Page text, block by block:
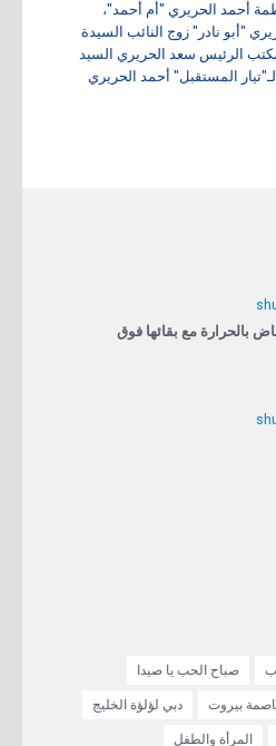
أحمد الحريري "أم أحمد"،
"أبو نادر" زوج النائب السيدة
الرئيس سعد الحريري السيد
لـ"تيار المستقبل" أحمد الحريري
بالحرارة مع بقائها فوق
صباح الحب يا صيدا
بيروت دبي لؤلؤة الخليج
المرأة والطفل